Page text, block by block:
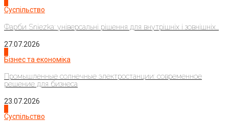
Суспільство
Фарби Sniezka: універсальні рішення для внутрішніх і зовнішніх...
27.07.2026
Бізнес та економіка
Промышленные солнечные электростанции: современное
решение для бизнеса
23.07.2026
Суспільство